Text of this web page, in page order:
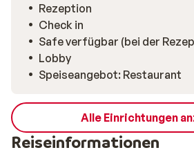
Rezeption
Check in
Safe verfügbar (bei der
Lobby
Speiseangebot: Restaurant
Alle Einrichtungen
Reiseinformationen